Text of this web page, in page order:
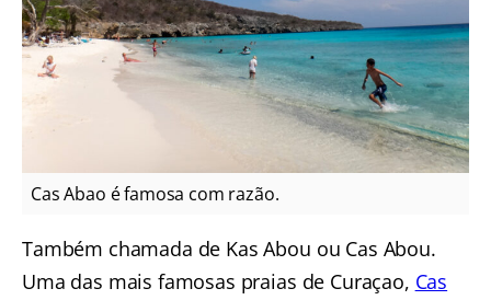
Cas Abao é famosa com razão.
Também chamada de Kas Abou ou Cas Abou.
Uma das mais famosas praias de Curaçao, Cas